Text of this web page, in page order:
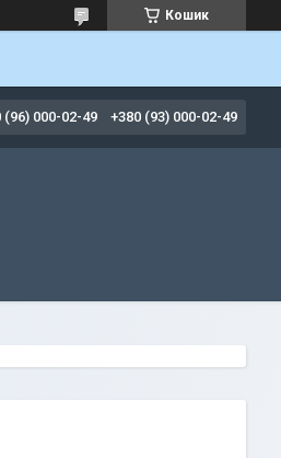
Кошик
(96) 000-02-49 +380 (93) 000-02-49